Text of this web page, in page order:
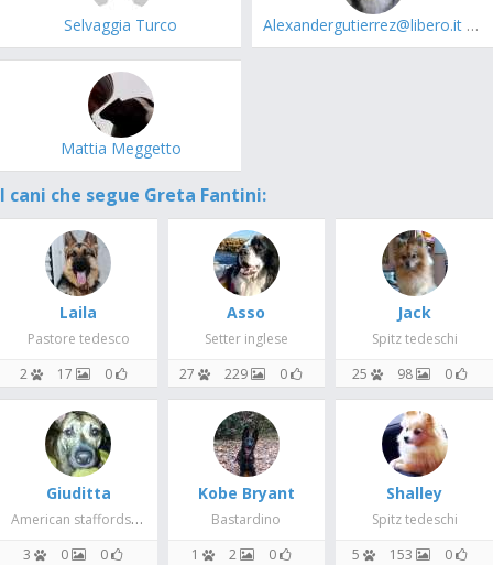
Selvaggia Turco Alexandergutierrez@libero.it guerra
Mattia Meggetto
I cani che segue Greta Fantini:
Laila
Pastore tedesco
2
17 0
Asso
Setter inglese
27
229 0
Jack
Spitz tedeschi
25
98 0
Giuditta
American staffordshire terrier
3 0 0
Kobe Bryant
Bastardino
1
2 0
Shalley
Spitz tedeschi
5
153 0